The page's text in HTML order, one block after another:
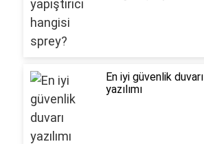
En iyi güvenlik duvarı
yazılımı